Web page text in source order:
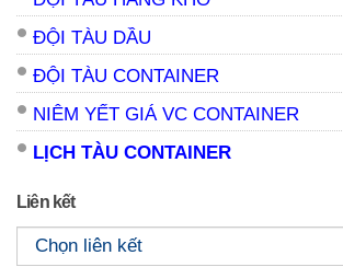
ĐỘI TÀU DẦU
ĐỘI TÀU CONTAINER
NIÊM YẾT GIÁ VC CONTAINER
LỊCH TÀU CONTAINER
Liên kết